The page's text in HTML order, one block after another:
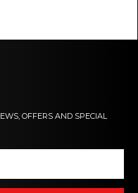
OFFERS AND SPECIAL